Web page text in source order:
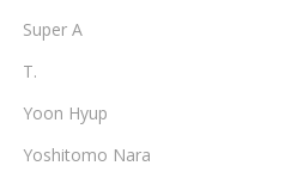
Super A
T.
Yoon Hyup
Yoshitomo Nara